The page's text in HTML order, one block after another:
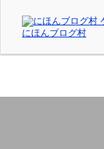
にほんブログ村